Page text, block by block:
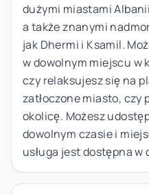
dużymi miastami
a także znanymi
jak Dhermi i Ksamil.
w dowolnym miejscu w
czy relaksujesz się na
zatłoczone miasto, czy
okolicę. Możesz
dowolnym czasie i
usługa jest dostępna w